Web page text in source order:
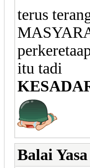
terus
itu tadi
Balai